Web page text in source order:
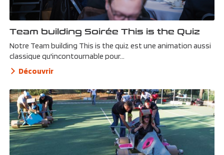
Team building Soirée This is the Quiz
Notre Team building This is the quiz est une animation aussi
classique qu'incontournable pour...
Découvrir